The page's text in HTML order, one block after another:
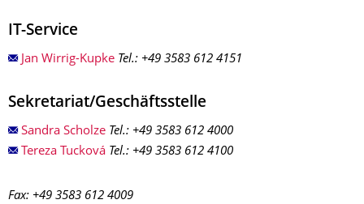
IT-Service
Jan Wirrig-KupkeTel.: +49 3583 612 4151
Sekretariat/Geschäftsstelle
Sandra ScholzeTel.: +49 3583 612 4000
Tereza TuckováTel.: +49 3583 612 4100
Fax: +49 3583 612 4009